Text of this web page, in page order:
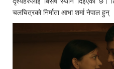
चलचित्रको निर्माता आभा शर्मा नेपाल हुन्